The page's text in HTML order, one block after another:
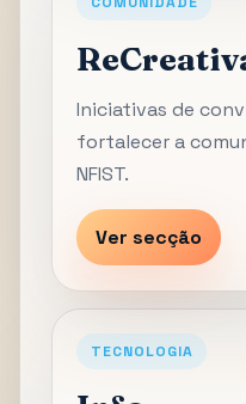
Iniciativas de
fortalecer a
NFIST.
Ver secção
TECNOLOGIA